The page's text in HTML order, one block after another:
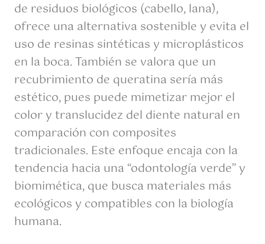
de residuos biológicos (cabello, lana),
ofrece una alternativa sostenible y evita el
uso de resinas sintéticas y microplásticos
en la boca. También se valora que un
recubrimiento de queratina sería más
estético, pues puede mimetizar mejor el
color y translucidez del diente natural en
comparación con composites
tradicionales. Este enfoque encaja con la
tendencia hacia una “odontología verde” y
biomimética, que busca materiales más
ecológicos y compatibles con la biología
humana.